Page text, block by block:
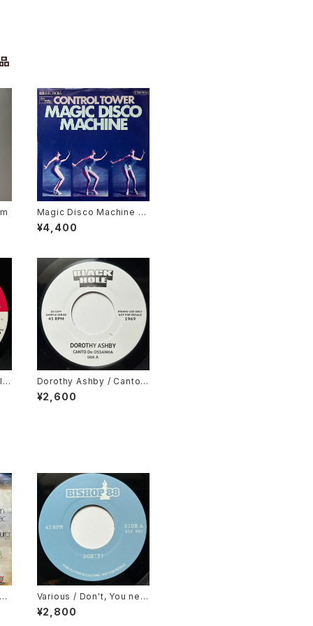
Magic Disco Machine /
Scratchin'
¥4,400
Dorothy Ashby / Canto
De Ossanha, Cause I Ne
ed It
¥2,600
Various / Don't, You nev
er Come Closer
¥2,800